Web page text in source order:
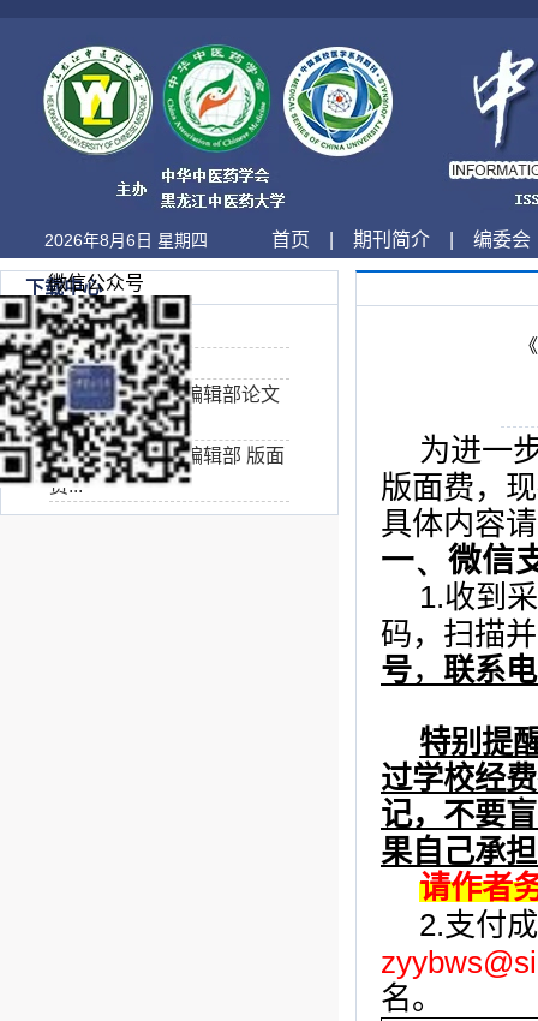
2026年8月6日 星期四 首页 期刊简介 编委会
下载中心
证 明
录用回执
《中医药信息》编辑部论文
著作...
《中医药信息》编辑部 版面
费...
为进一
版面费，
具体内容
一、 微信
1.收到
码，扫描
号， 联系
特别提
过学校经
记，不要
果自己承
请作者
2.支付
名。
微信公众号